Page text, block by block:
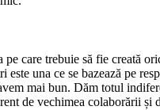
care trebuie să fie creată
este una ce se bazează pe
mai bun. Dăm totul
de vechimea colaborării și